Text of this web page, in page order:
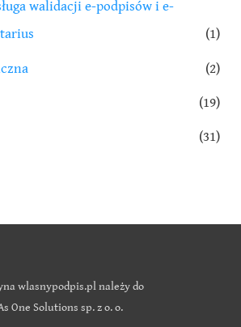
walidacji e-podpisów i e-
(1)
(2)
(19)
(31)
wlasnypodpis.pl należy do
One Solutions sp. z o. o.